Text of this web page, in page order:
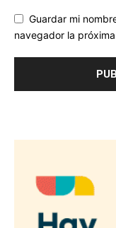
Guardar mi
navegador la